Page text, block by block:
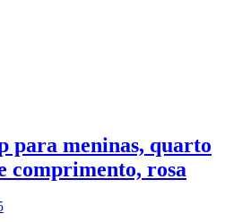
para meninas, quarto
comprimento, rosa